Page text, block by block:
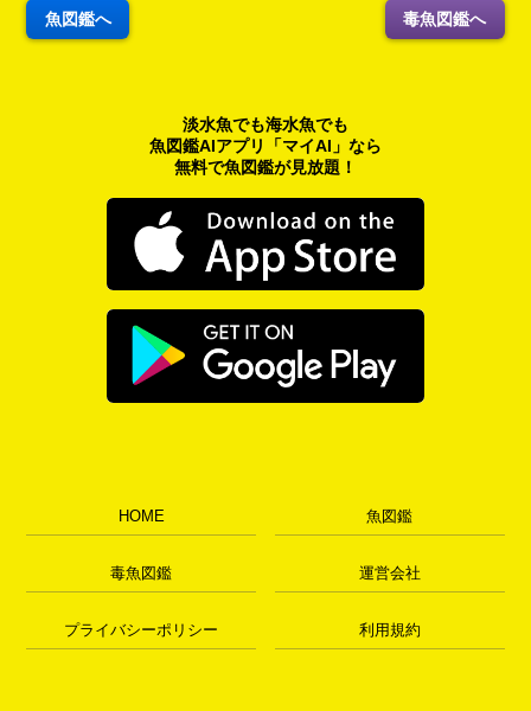
魚図鑑へ 毒魚図鑑へ
淡水魚でも海水魚でも
魚図鑑AIアプリ「マイAI」なら
無料で魚図鑑が見放題！
HOME 魚図鑑
毒魚図鑑 運営会社
プライバシーポリシー 利用規約